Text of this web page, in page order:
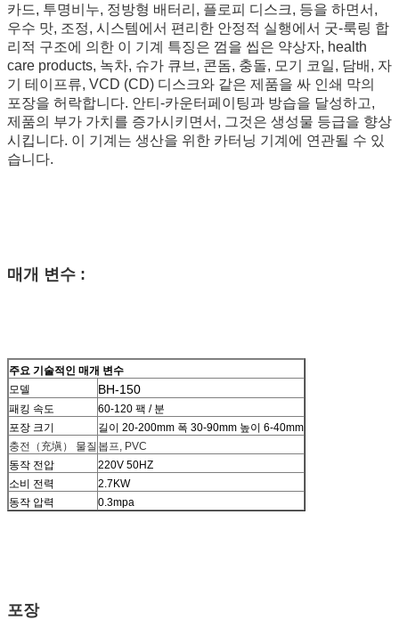
카드, 투명비누, 정방형 배터리, 플로피 디스크, 등을 하면서,
우수 맛, 조정, 시스템에서 편리한 안정적 실행에서 굿-룩링 합
리적 구조에 의한 이 기계 특징은 껌을 씹은 약상자, health
care products, 녹차, 슈가 큐브, 콘돔, 충돌, 모기 코일, 담배, 자
기 테이프류, VCD (CD) 디스크와 같은 제품을 싸 인쇄 막의
포장을 허락합니다. 안티-카운터페이팅과 방습을 달성하고,
제품의 부가 가치를 증가시키면서, 그것은 생성물 등급을 향상
시킵니다. 이 기계는 생산을 위한 카터닝 기계에 연관될 수 있
습니다.
매개 변수 :
주요 기술적인 매개 변수
모델
BH-150
패킹 속도
60-120 팩 / 분
포장 크기
길이 20-200mm 폭 30-90mm 높이 6-40mm
충전（充塡） 물질 봅프, PVC
동작 전압
220V 50HZ
소비 전력
2.7KW
동작 압력
0.3mpa
포장